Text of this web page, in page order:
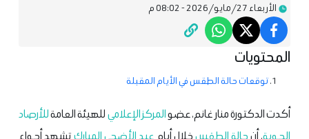
الأربعاء 27/مايو/2026 - 08:02 م
المحتويات
توقعات حالة الطقس في الأيام المقبلة
أكدت الدكتورة منار غانم، عضوالمركز الإعلاميللهيئة العامةللأرصاد
الجوية، أنحالة الطقسخلال أيام عيد الأضحى المباركتشهد أجواء